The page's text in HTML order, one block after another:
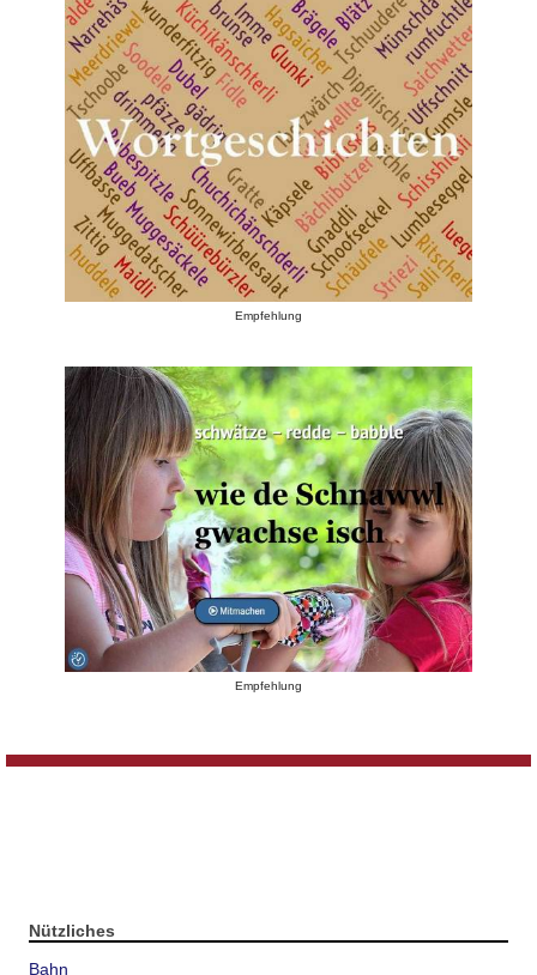
Empfehlung
Empfehlung
Nützliches
Bahn